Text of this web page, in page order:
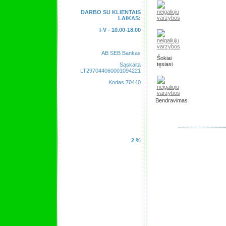
DARBO SU KLIENTAIS
LAIKAS:
I-V - 10.00-18.00
AB SEB Bankas
Sąskaita
LT297044060001094221
Kodas 70440
2 %
Bendravimas
Šokiai
tęsiasi